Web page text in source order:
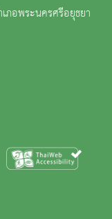
อพระนครศรีอยุธยา